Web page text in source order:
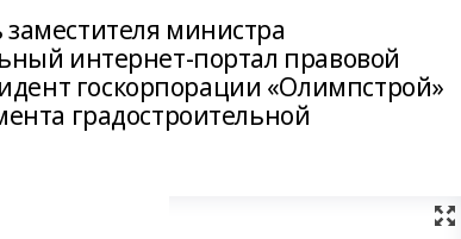
министра
интернет-портал правовой
госкорпорации «Олимпстрой»
градостроительной